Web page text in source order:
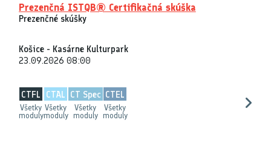
Prezenčná ISTQB® Certifikačná skúška
Prezenčné skúšky
Košice - Kasárne Kulturpark
23.09.2026 08:00
CTFL
Všetky
moduly
CTAL
Všetky
moduly
CT Spec
Všetky
moduly
CTEL
Všetky
moduly